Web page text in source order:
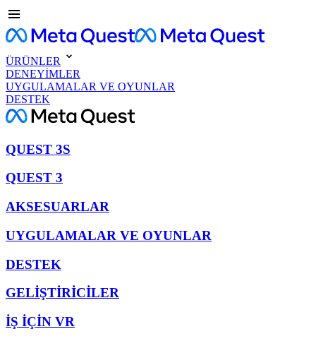
ÜRÜNLER
DENEYİMLER
UYGULAMALAR VE OYUNLAR
DESTEK
QUEST 3S
QUEST 3
AKSESUARLAR
UYGULAMALAR VE OYUNLAR
DESTEK
GELİŞTİRİCİLER
İŞ İÇİN VR